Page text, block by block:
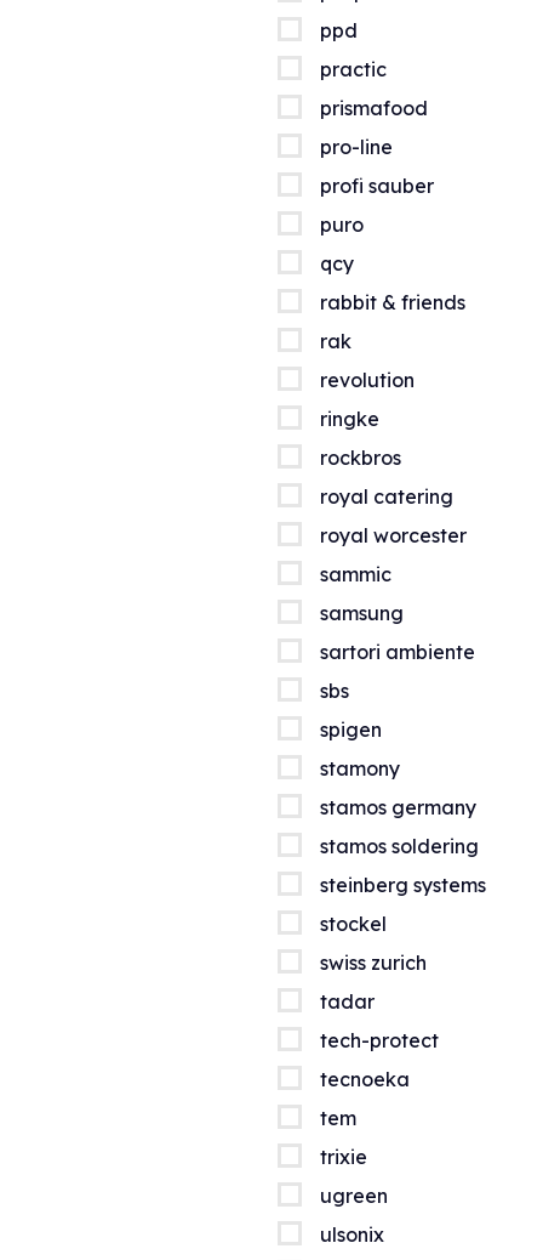
ppd
practic
prismafood
pro-line
profi sauber
puro
qcy
rabbit & friends
rak
revolution
ringke
rockbros
royal catering
royal worcester
sammic
samsung
sartori ambiente
sbs
spigen
stamony
stamos germany
stamos soldering
steinberg systems
stockel
swiss zurich
tadar
tech-protect
tecnoeka
tem
trixie
ugreen
ulsonix